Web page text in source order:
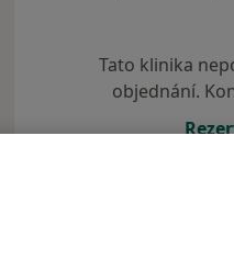
Tato klinika
objednání.